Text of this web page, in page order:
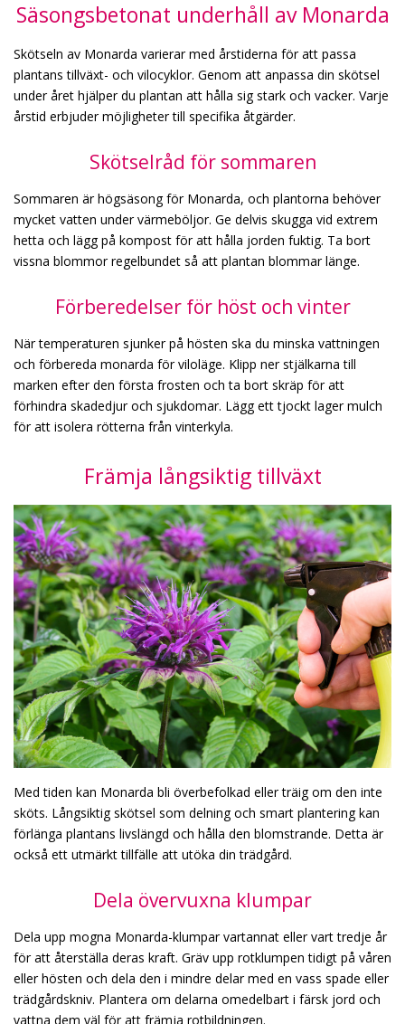
Säsongsbetonat underhåll av Monarda
Skötseln av Monarda varierar med årstiderna för att passa
plantans tillväxt- och vilocyklor. Genom att anpassa din skötsel
under året hjälper du plantan att hålla sig stark och vacker. Varje
årstid erbjuder möjligheter till specifika åtgärder.
Skötselråd för sommaren
Sommaren är högsäsong för Monarda, och plantorna behöver
mycket vatten under värmeböljor. Ge delvis skugga vid extrem
hetta och lägg på kompost för att hålla jorden fuktig. Ta bort
vissna blommor regelbundet så att plantan blommar länge.
Förberedelser för höst och vinter
När temperaturen sjunker på hösten ska du minska vattningen
och förbereda monarda för viloläge. Klipp ner stjälkarna till
marken efter den första frosten och ta bort skräp för att
förhindra skadedjur och sjukdomar. Lägg ett tjockt lager mulch
för att isolera rötterna från vinterkyla.
Främja långsiktig tillväxt
Med tiden kan Monarda bli överbefolkad eller träig om den inte
sköts. Långsiktig skötsel som delning och smart plantering kan
förlänga plantans livslängd och hålla den blomstrande. Detta är
också ett utmärkt tillfälle att utöka din trädgård.
Dela övervuxna klumpar
Dela upp mogna Monarda-klumpar vartannat eller vart tredje år
för att återställa deras kraft. Gräv upp rotklumpen tidigt på våren
eller hösten och dela den i mindre delar med en vass spade eller
trädgårdskniv. Plantera om delarna omedelbart i färsk jord och
vattna dem väl för att främja rotbildningen.